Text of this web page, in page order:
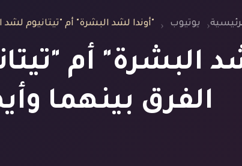
يوتيوب "أوندا لشد البشرة" أم "تيتانيوم
البشرة" أم
الفرق بينهما